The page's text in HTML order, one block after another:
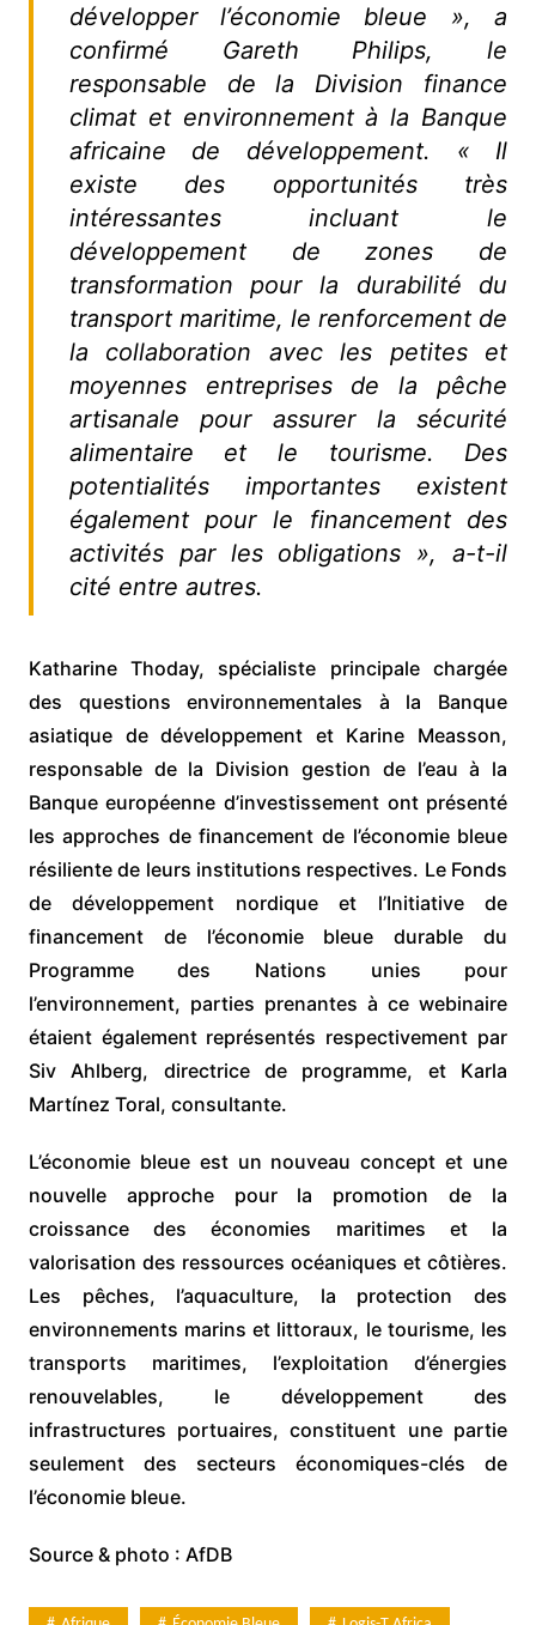
développer l’économie bleue », a
confirmé Gareth Philips, le
responsable de la Division finance
climat et environnement à la Banque
africaine de développement. « Il
existe des opportunités très
intéressantes incluant le
développement de zones de
transformation pour la durabilité du
transport maritime, le renforcement de
la collaboration avec les petites et
moyennes entreprises de la pêche
artisanale pour assurer la sécurité
alimentaire et le tourisme. Des
potentialités importantes existent
également pour le financement des
activités par les obligations », a-t-il
cité entre autres.
Katharine Thoday, spécialiste principale chargée
des questions environnementales à la Banque
asiatique de développement et Karine Measson,
responsable de la Division gestion de l’eau à la
Banque européenne d’investissement ont présenté
les approches de financement de l’économie bleue
résiliente de leurs institutions respectives. Le Fonds
de développement nordique et l’Initiative de
financement de l’économie bleue durable du
Programme des Nations unies pour
l’environnement, parties prenantes à ce webinaire
étaient également représentés respectivement par
Siv Ahlberg, directrice de programme, et Karla
Martínez Toral, consultante.
L’économie bleue est un nouveau concept et une
nouvelle approche pour la promotion de la
croissance des économies maritimes et la
valorisation des ressources océaniques et côtières.
Les pêches, l’aquaculture, la protection des
environnements marins et littoraux, le tourisme, les
transports maritimes, l’exploitation d’énergies
renouvelables, le développement des
infrastructures portuaires, constituent une partie
seulement des secteurs économiques-clés de
l’économie bleue.
Source & photo : AfDB